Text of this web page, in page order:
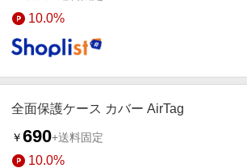
10.0%
全面保護ケース カバー AirTag
￥690+送料固定
10.0%